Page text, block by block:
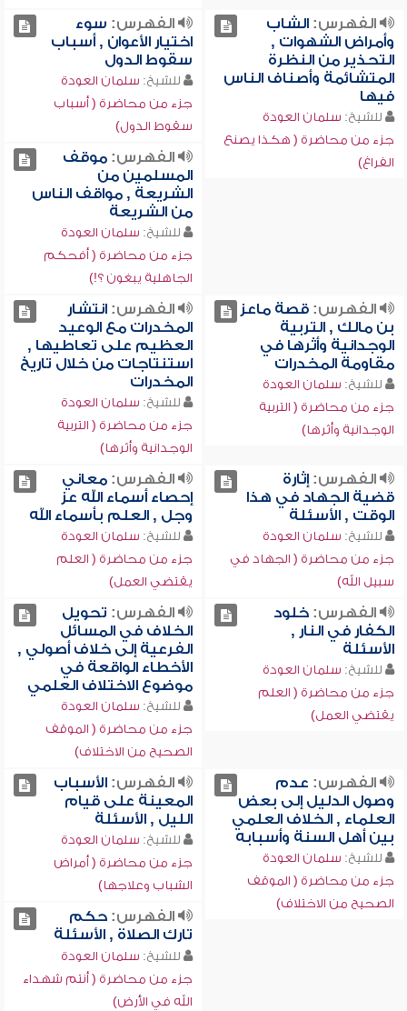
الفهرس:الشاب
وأمراض الشهوات ,
التحذير من النظرة
المتشائمة وأصناف الناس
فيها
للشيخ: سلمان العودة
جزء من محاضرة ( هكذا يصنع
الفراغ)
الفهرس: سوء
اختيار الأعوان , أسباب
سقوط الدول
للشيخ: سلمان العودة
جزء من محاضرة ( أسباب
سقوط الدول)
الفهرس:موقف
المسلمين من
الشريعة , مواقف الناس
من الشريعة
للشيخ: سلمان العودة
جزء من محاضرة ( أفحكم
الجاهلية يبغون ؟!)
الفهرس:قصة ماعز
بن مالك , التربية
الوجدانية وأثرها في
مقاومة المخدرات
للشيخ: سلمان العودة
جزء من محاضرة ( التربية
الوجدانية وأثرها)
الفهرس:انتشار
المخدرات مع الوعيد
العظيم على تعاطيها ,
استنتاجات من خلال تاريخ
المخدرات
للشيخ: سلمان العودة
جزء من محاضرة ( التربية
الوجدانية وأثرها)
الفهرس:إثارة
قضية الجهاد في هذا
الوقت , الأسئلة
للشيخ: سلمان العودة
جزء من محاضرة ( الجهاد في
سبيل الله)
الفهرس:معاني
إحصاء أسماء الله عز
وجل , العلم بأسماء الله
للشيخ: سلمان العودة
جزء من محاضرة ( العلم
يقتضي العمل)
الفهرس:خلود
الكفار في النار ,
الأسئلة
للشيخ: سلمان العودة
جزء من محاضرة ( العلم
يقتضي العمل)
الفهرس: تحويل
الخلاف في المسائل
الفرعية إلى خلاف أصولي ,
الأخطاء الواقعة في
موضوع الاختلاف العلمي
للشيخ: سلمان العودة
جزء من محاضرة ( الموقف
الصحيح من الاختلاف)
الفهرس: عدم
وصول الدليل إلى بعض
العلماء , الخلاف العلمي
بين أهل السنة وأسبابه
للشيخ: سلمان العودة
جزء من محاضرة ( الموقف
الصحيح من الاختلاف)
الفهرس:الأسباب
المعينة على قيام
الليل , الأسئلة
للشيخ: سلمان العودة
جزء من محاضرة ( أمراض
الشباب وعلاجها)
الفهرس:حكم
تارك الصلاة , الأسئلة
للشيخ: سلمان العودة
جزء من محاضرة ( أنتم شهداء
الله في الأرض)